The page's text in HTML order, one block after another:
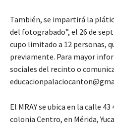
También, se impartirá la
del fotograbado”, el 26 de
cupo limitado a 12 personas,
previamente. Para mayor
sociales del recinto o
El MRAY se ubica en la calle
colonia Centro, en Mérida,